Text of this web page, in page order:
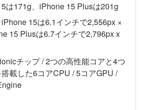
は171g、iPhone 15 Plusは201g
15は6.1インチで2,556px ×
15 Plusは6.7インチで2,796px x
チップ / 2つの高性能コアと4つ
載した6コアCPU / 5コアGPU /